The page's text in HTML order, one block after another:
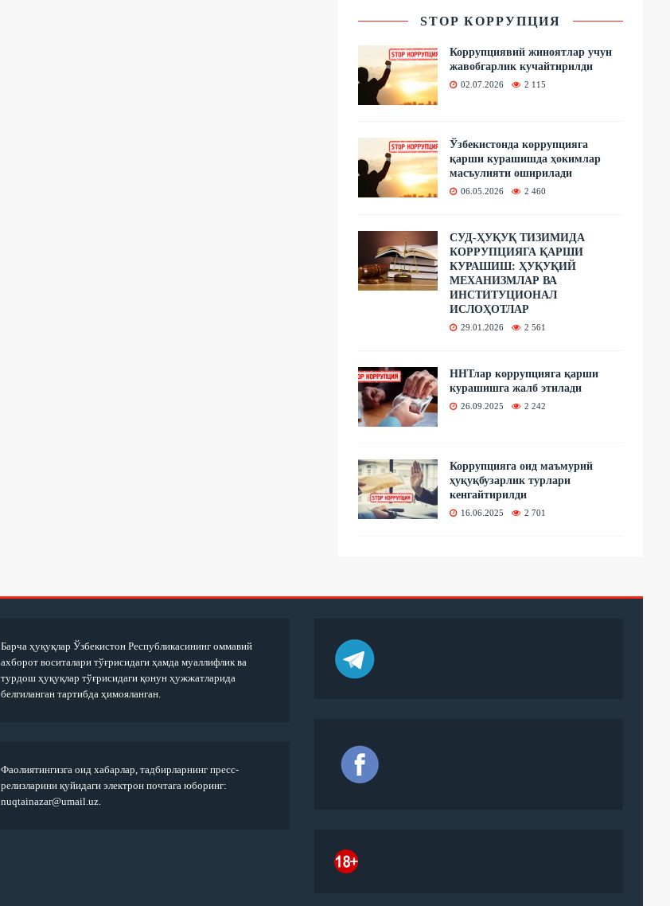
STOP КОРРУПЦИЯ
Коррупциявий жиноятлар учун
жавобгарлик кучайтирилди
02.07.2026 2 115
Ўзбекистонда коррупцияга
қарши курашишда ҳокимлар
масъулияти оширилади
06.05.2026 2 460
СУД-ҲУҚУҚ ТИЗИМИДА
КОРРУПЦИЯГА ҚАРШИ
КУРАШИШ: ҲУҚУҚИЙ
МЕХАНИЗМЛАР ВА
ИНСТИТУЦИОНАЛ
ИСЛОҲОТЛАР
29.01.2026 2 561
ННТлар коррупцияга қарши
курашишга жалб этилади
26.09.2025 2 242
Коррупцияга оид маъмурий
ҳуқуқбузарлик турлари
кенгайтирилди
16.06.2025 2 701
Барча ҳуқуқлар Ўзбекистон Республикасининг оммавий
ахборот воситалари тўғрисидаги ҳамда муаллифлик ва
турдош ҳуқуқлар тўғрисидаги қонун ҳужжатларида
белгиланган тартибда ҳимояланган.
Фаолиятингизга оид хабарлар, тадбирларнинг пресс-
релизларини қуйидаги электрон почтага юборинг:
nuqtainazar@umail.uz.